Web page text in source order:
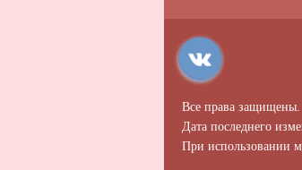
Все права защищены.
Дата последнего
При использовании